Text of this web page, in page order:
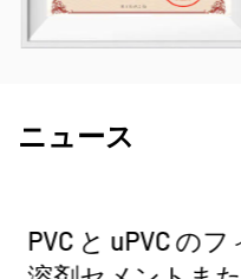
Kaixin は、「テクノ
準化された自動製造と
続的に監視し、デジ
ニュース
PVC と uPVC の